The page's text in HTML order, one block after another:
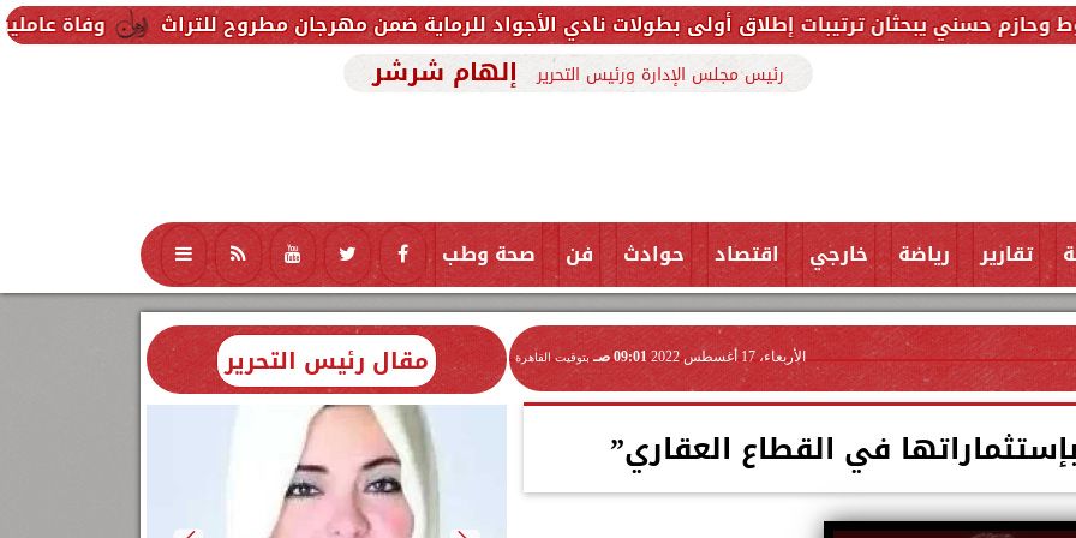
وفاة عاملين متأثرين يبحثان ترتيبات إطلاق أولى بطولات نادي الأجواد للرماية ضمن مهرجان مطروح للتراث
رئيس مجلس الإدارة ورئيس التحرير إلهام شرشر
تقارير رياضة خارجي اقتصاد حوادث فن صحة وطب تكنولوجيا منوعات محافظات
الأربعاء، 17 أغسطس 2022 09:01 صـ بتوقيت القاهرة
في القطاع العقاري”
مقال رئيس التحرير